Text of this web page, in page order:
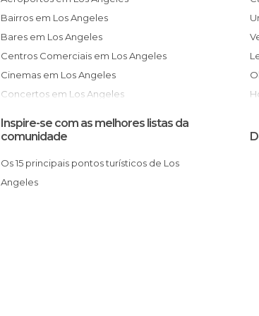
Bairros em Los Angeles
Bares em Los Angeles
Centros Comerciais em Los Angeles
Cinemas em Los Angeles
Concertos em Los Angeles
De interesse turístico em Los Angeles
Estações de Comboio em Los Angeles
Estádios em Los Angeles
Inspire-se com as melhores listas da
comunidade
Os 15 principais pontos turísticos de Los
Angeles